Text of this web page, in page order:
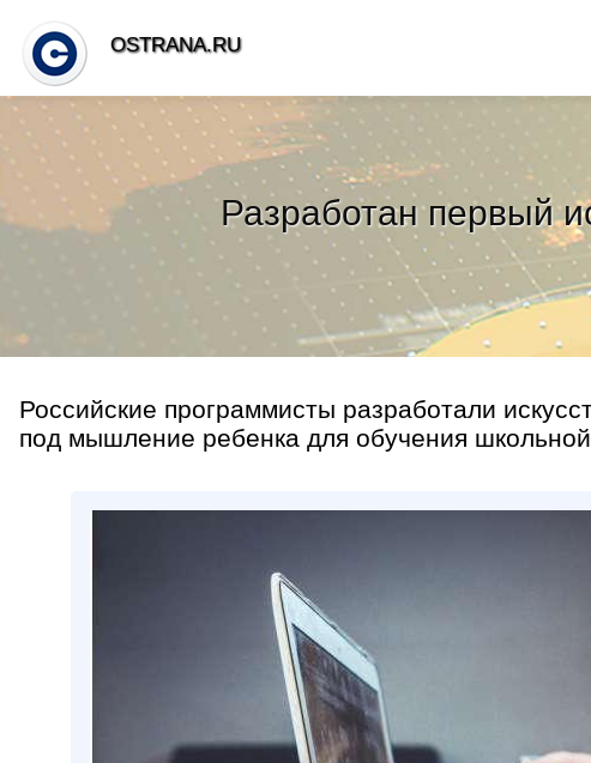
Разработан первый
Российские программисты разработали
под мышление ребенка для обучения
OSTRANA.RU